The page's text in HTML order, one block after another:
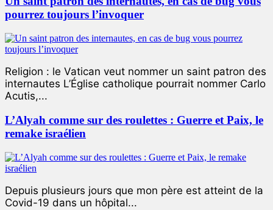
pourrez toujours l’invoquer
Religion : le Vatican veut nommer un saint patron des
internautes L’Église catholique pourrait nommer Carlo
Acutis,...
L’Alyah comme sur des roulettes : Guerre et Paix, le
remake israélien
Depuis plusieurs jours que mon père est atteint de la
Covid-19 dans un hôpital...